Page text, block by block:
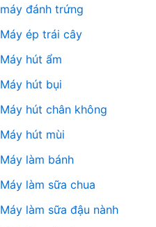
máy đánh trứng
Máy ép trái cây
Máy hút ẩm
Máy hút bụi
Máy hút chân không
Máy hút mùi
Máy làm bánh
Máy làm sữa chua
Máy làm sữa đậu nành